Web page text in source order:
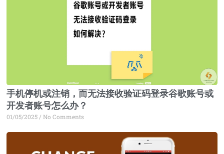
手机停机或注销，而无法接收验证码登录谷歌账号或
开发者账号怎么办？
01/05/2025 No Comments